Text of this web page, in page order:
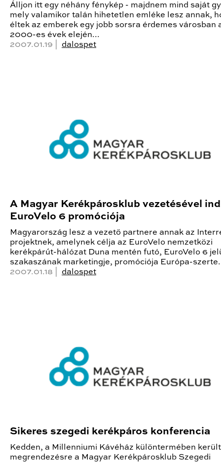
Álljon itt egy néhány fénykép - majdnem mind saját
mely valamikor talán hihetetlen emléke lesz annak,
éltek az emberek egy jobb sorsra érdemes városban
2000-es évek elején...
2007.01.19 | dalospet
A Magyar Kerékpárosklub vezetésével
EuroVelo 6 promóciója
Magyarország lesz a vezető partnere annak az
projektnek, amelynek célja az EuroVelo nemzetközi
kerékpárút-hálózat Duna mentén futó, EuroVelo 6
szakaszának marketingje, promóciója Európa-szerte.
2007.01.18 | dalospet
Sikeres szegedi kerékpáros konferencia
Kedden, a Millenniumi Kávéház különtermében került
megrendezésre a Magyar Kerékpárosklub Szegedi